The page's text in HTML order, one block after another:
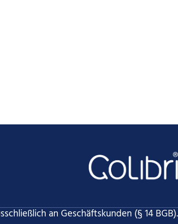
an Geschäftskunden (§ 14 BGB).